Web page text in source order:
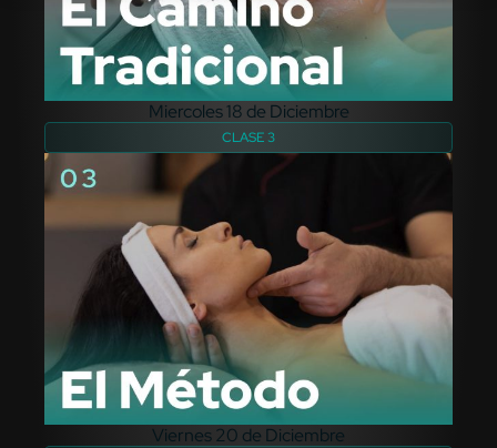
Miercoles 18 de Diciembre
CLASE 3
Viernes 20 de Diciembre